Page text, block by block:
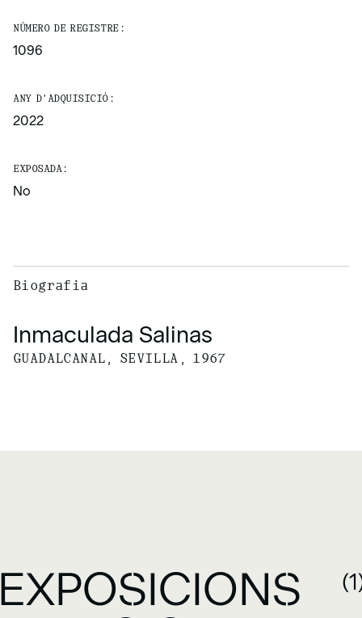
NÚMERO DE REGISTRE:
1096
ANY D'ADQUISICIÓ:
2022
EXPOSADA:
No
Biografia
Inmaculada Salinas
GUADALCANAL, SEVILLA, 1967